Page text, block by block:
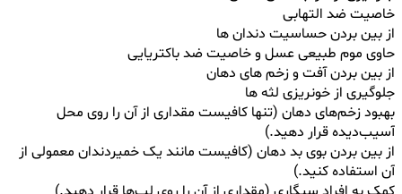
خاصیت ضد التهابی
از بین بردن حساسیت دندان ها
حاوی موم طبیعی عسل و خاصیت ضد باکتریایی
از بین بردن آفت و زخم های دهان
جلوگیری از خونریزی لثه ها
بهبود زخم‌های دهان (تنها کافیست مقداری از آن را روی محل
آسیب‌دیده قرار دهید.)
از بین بردن بوی بد دهان (کافیست مانند یک خمیردندان معمولی از
آن استفاده کنید.)